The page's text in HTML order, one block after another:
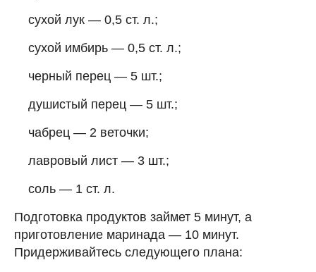
сухой лук — 0,5 ст. л.;
сухой имбирь — 0,5 ст. л.;
черный перец — 5 шт.;
душистый перец — 5 шт.;
чабрец — 2 веточки;
лавровый лист — 3 шт.;
соль — 1 ст. л.
Подготовка продуктов займет 5 минут, а
приготовление маринада — 10 минут.
Придерживайтесь следующего плана: